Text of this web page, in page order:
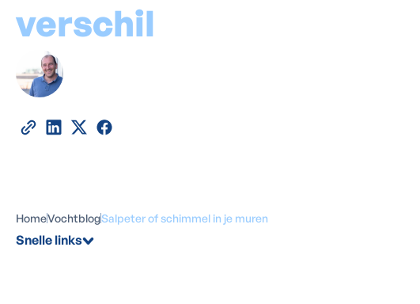
verschil
HomeVochtblogSalpeter of schimmel in je muren
Snelle links